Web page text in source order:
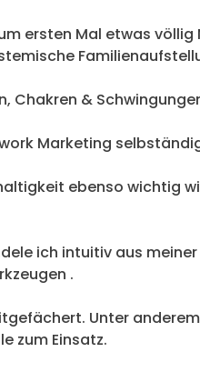
ersten Mal etwas
Chakren &
Marketing
ebenso wichtig
ich intuitiv aus
.
Unter
zum Einsatz.